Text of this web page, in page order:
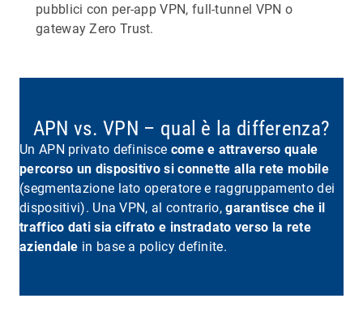
pubblici con per-app VPN, full-tunnel VPN o
gateway Zero Trust.
APN vs. VPN – qual è la differenza?
Un APN privato definisce come e attraverso quale
percorso un dispositivo si connette alla rete mobile
(segmentazione lato operatore e raggruppamento dei
dispositivi). Una VPN, al contrario,garantisce che il
traffico dati sia cifrato e instradato verso la rete
aziendale in base a policy definite.